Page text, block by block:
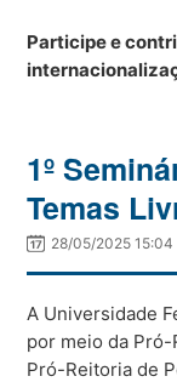
Participe e
1º
Temas
28/05/2025 15:04
A Universidade
por meio da Pró-
Pró-Reitoria de